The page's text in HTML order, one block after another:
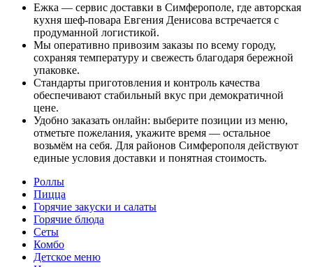
Ежка — сервис доставки в Симферополе, где авторская
кухня шеф‑повара Евгения Денисова встречается с
продуманной логистикой.
Мы оперативно привозим заказы по всему городу,
сохраняя температуру и свежесть благодаря бережной
упаковке.
Стандарты приготовления и контроль качества
обеспечивают стабильный вкус при демократичной
цене.
Удобно заказать онлайн: выберите позиции из меню,
отметьте пожелания, укажите время — остальное
возьмём на себя. Для районов Симферополя действуют
единые условия доставки и понятная стоимость.
Роллы
Пицца
Горячие закуски и салаты
Горячие блюда
Сеты
Комбо
Детское меню